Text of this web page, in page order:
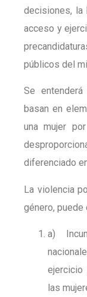
decisiones, la
acceso y
públicos del
Se
basan en
una mujer
diferenciado
La violencia
género, puede
a)
las